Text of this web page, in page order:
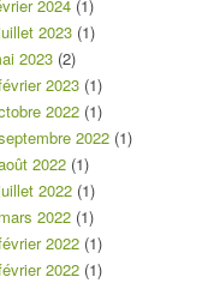
2024 (1)
2023 (1)
2023 (2)
2023 (1)
2022 (1)
2022 (1)
2022 (1)
2022 (1)
2022 (1)
2022 (1)
2022 (1)